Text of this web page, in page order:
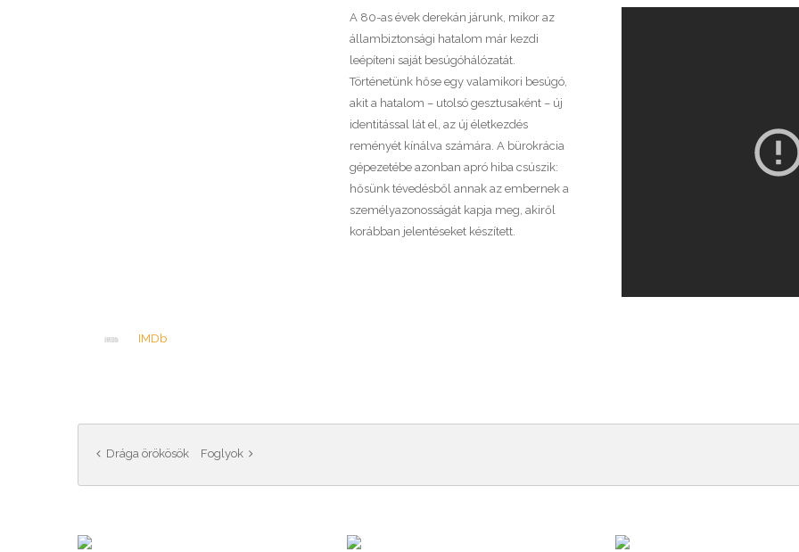
A 80-as évek derekán járunk, mikor az
állambiztonsági hatalom már kezdi
leépíteni saját besúgóhálózatát.
Történetünk hőse egy valamikori besúgó,
akit a hatalom – utolsó gesztusaként – új
identitással lát el, az új életkezdés
reményét kínálva számára. A bürokrácia
gépezetébe azonban apró hiba csúszik:
hősünk tévedésből annak az embernek a
személyazonosságát kapja meg, akiről
korábban jelentéseket készített.
IMDb
Drága örökösök Foglyok